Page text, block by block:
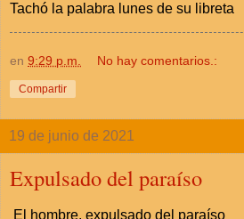
Tachó la palabra lunes de su libreta
en 9:29 p.m. No hay comentarios.:
Compartir
19 de junio de 2021
Expulsado del paraíso
El hombre, expulsado del paraíso